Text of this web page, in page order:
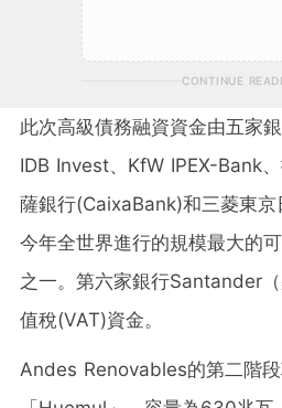
CONTINUE
此次高級債務融資資金由五家
IDB Invest、KfW IPEX-Bank
薩銀行(CaixaBank)和三菱東
今年全世界進行的規模最大的
之一。第六家銀行Santander
值稅(VAT)資金。
Andes Renovables的第二階